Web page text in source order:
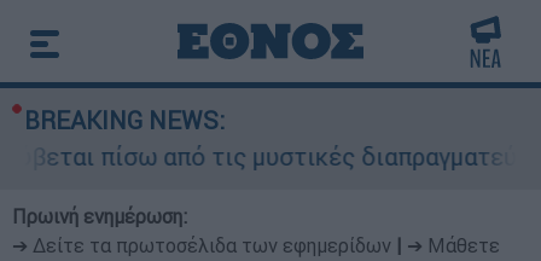
BREAKING NEWS:
πίσω από τις μυστικές
Πρωινή ενημέρωση:
➔ Δείτε τα πρωτοσέλιδα των εφημερίδων
➔ Μάθετε